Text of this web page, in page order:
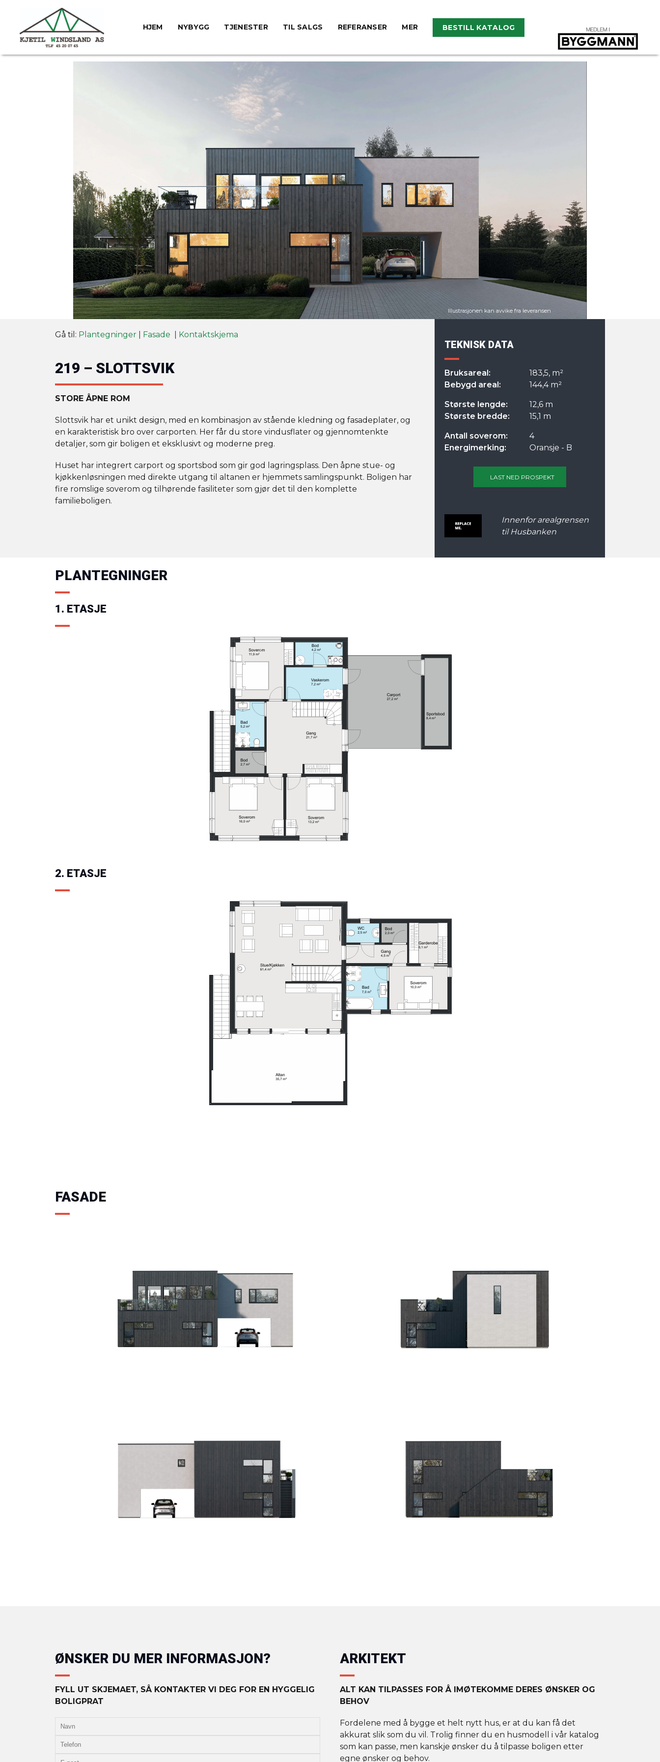
HJEM NYBYGG TJENESTER TIL SALGS REFERANSER MER BESTILL KATALOG
Gå til: Plantegninger Fasade Kontaktskjema
219 – SLOTTSVIK
STORE ÅPNE ROM
Slottsvik har et unikt design, med en kombinasjon av stående kledning og fasadeplater, og
en karakteristisk bro over carporten. Her får du store vindusflater og gjennomtenkte
detaljer, som gir boligen et eksklusivt og moderne preg.
Huset har integrert carport og sportsbod som gir god lagringsplass. Den åpne stue- og
kjøkkenløsningen med direkte utgang til altanen er hjemmets samlingspunkt. Boligen har
fire romslige soverom og tilhørende fasiliteter som gjør det til den komplette
familieboligen.
TEKNISK DATA
Bruksareal:
183,5, m²
Bebygd areal:
144,4 m²
Største lengde:
12,6 m
Største bredde:
15,1 m
Antall soverom:
4
Energimerking:
Oransje - B
LAST NED PROSPEKT
Innenfor arealgrensen
til Husbanken
PLANTEGNINGER
1. ETASJE
2. ETASJE
FASADE
ØNSKER DU MER INFORMASJON?
FYLL UT SKJEMAET, SÅ KONTAKTER VI DEG FOR EN HYGGELIG
BOLIGPRAT
ARKITEKT
ALT KAN TILPASSES FOR Å IMØTEKOMME DERES ØNSKER OG
BEHOV
Fordelene med å bygge et helt nytt hus, er at du kan få det
akkurat slik som du vil. Trolig finner du en husmodell i vår katalog
som kan passe, men kanskje ønsker du å tilpasse boligen etter
egne ønsker og behov.